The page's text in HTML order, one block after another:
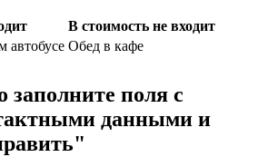
В стоимость не входит
автобусе Обед в кафе
заполните поля с
данными и